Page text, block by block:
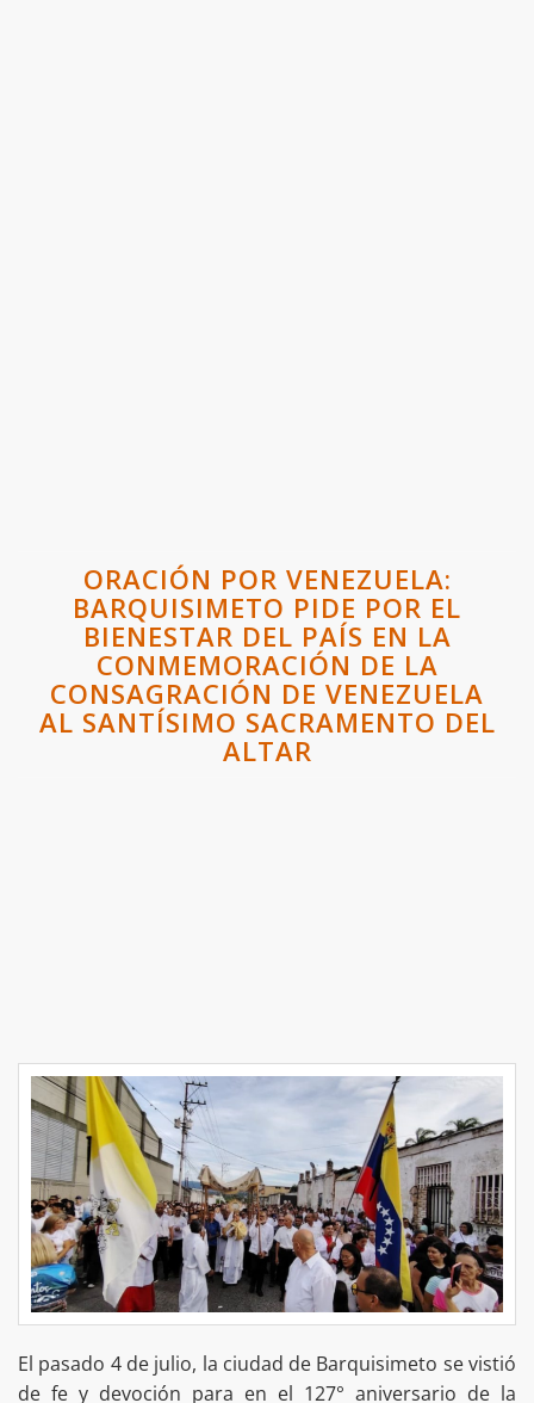
ORACIÓN POR VENEZUELA:
BARQUISIMETO PIDE POR EL
BIENESTAR DEL PAÍS EN LA
CONMEMORACIÓN DE LA
CONSAGRACIÓN DE VENEZUELA
AL SANTÍSIMO SACRAMENTO DEL
ALTAR
El pasado 4 de julio, la ciudad de Barquisimeto se vistió
de fe y devoción para en el 127° aniversario de la